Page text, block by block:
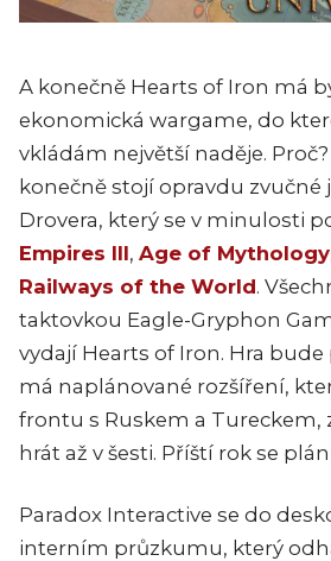
A konečně Hearts of Iron má
ekonomická wargame, do
vkládám největší naděje.
konečně stojí opravdu zvučné
Drovera, který se v minulosti
Empires III, Age of Mythology
Railways of the World.
taktovkou Eagle-Gryphon
vydají Hearts of Iron. Hra bude
má naplánované rozšíření,
frontu s Ruskem a Tureckem,
hrát až v šesti. Příští rok se
Paradox Interactive se do
interním průzkumu, který